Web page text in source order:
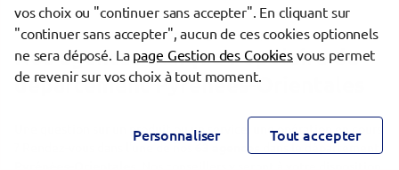
Tarif d'appel selon agence et opérateur.
Nos agences Banque Populaire du
département Pyrénées-Orientales
Une question sur un produit ou un service, une opération en cours
63 agences
dans le département
vos choix ou "continuer sans accepter". En cliquant sur
"continuer sans accepter", aucun de ces cookies optionnels
ne sera déposé. La page Gestion des Cookiesvous permet
de revenir sur vos choix à tout moment.
Personnaliser Tout accepter